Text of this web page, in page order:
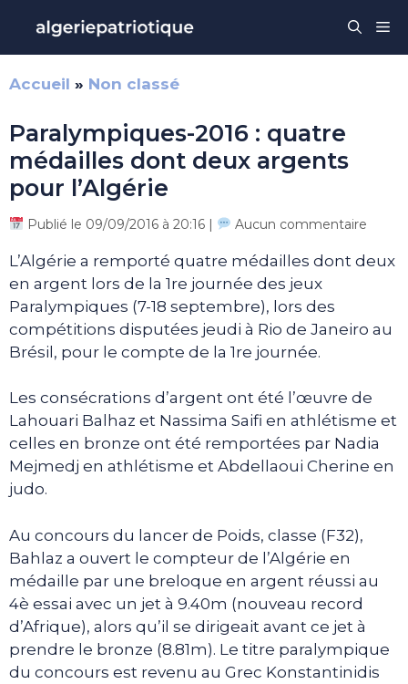
contenu
Accueil » Non classé
Paralympiques-2016 : quatre
médailles dont deux argents
pour l’Algérie
Publié le 09/09/2016 à 20:16 | Aucun commentaire
L’Algérie a remporté quatre médailles dont deux
en argent lors de la 1re journée des jeux
Paralympiques (7-18 septembre), lors des
compétitions disputées jeudi à Rio de Janeiro au
Brésil, pour le compte de la 1re journée.
Les consécrations d’argent ont été l’œuvre de
Lahouari Balhaz et Nassima Saifi en athlétisme et
celles en bronze ont été remportées par Nadia
Mejmedj en athlétisme et Abdellaoui Cherine en
judo.
Au concours du lancer de Poids, classe (F32),
Bahlaz a ouvert le compteur de l’Algérie en
médaille par une breloque en argent réussi au
4è essai avec un jet à 9.40m (nouveau record
d’Afrique), alors qu’il se dirigeait avant ce jet à
prendre le bronze (8.81m). Le titre paralympique
du concours est revenu au Grec Konstantinidis